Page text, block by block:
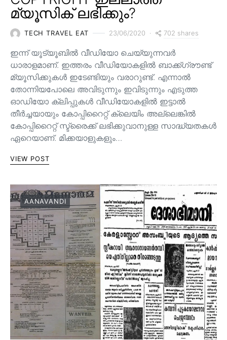
മ്യൂസിക് ലഭിക്കും?
TECH TRAVEL EAT 23/06/2020 702 shares
ഇന്ന് യൂട്യൂബിൽ വീഡിയോ ചെയ്യുന്നവർ
ധാരാളമാണ്. ഇത്തരം വീഡിയോകളിൽ ബാക്ക്ഗ്രൗണ്ട്
മ്യൂസിക്കുകൾ ഇടേണ്ടിയും വരാറുണ്ട്. എന്നാൽ
തോന്നിയപോലെ അവിടുന്നും ഇവിടുന്നും എടുത്ത
ഓഡിയോ ക്ലിപ്പുകൾ വീഡിയോകളിൽ ഇട്ടാൽ
തീർച്ചയായും കോപ്പിറൈറ്റ് ക്ലെയിം അല്ലെങ്കിൽ
കോപ്പിറൈറ്റ് സ്ട്രൈക്ക് ലഭിക്കുവാനുള്ള സാദ്ധ്യതകൾ
ഏറെയാണ്. മിക്കയാളുകളും…
VIEW POST
AANAVANDI